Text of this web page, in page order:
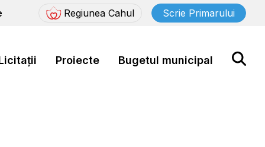
Regiunea Cahul Scrie Primarului
Proiecte Bugetul municipal